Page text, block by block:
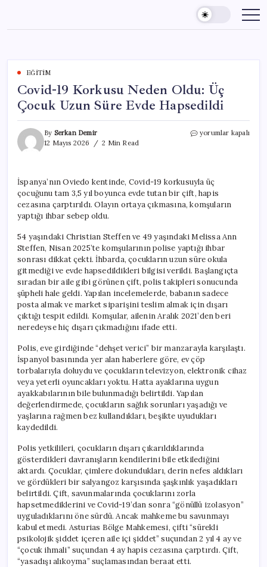
content
EĞITIM
Covid-19 Korkusu Neden Oldu: Üç
Çocuk Uzun Süre Evde Hapsedildi
By Serkan Demir
12 Mayıs 2026
2 Min Read
Covid-
Üç
Çocuk
Uzun
Hapsedildi
için
yorumlar kapalı
İspanya’nın Oviedo kentinde, Covid-19 korkusuyla üç
çocuğunu tam 3,5 yıl boyunca evde tutan bir çift, hapis
cezasına çarptırıldı. Olayın ortaya çıkmasına, komşuların
yaptığı ihbar sebep oldu.
54 yaşındaki Christian Steffen ve 49 yaşındaki Melissa Ann
Steffen, Nisan 2025’te komşularının polise yaptığı ihbar
sonrası dikkat çekti. İhbarda, çocukların uzun süre okula
gitmediği ve evde hapsedildikleri bilgisi verildi. Başlangıçta
sıradan bir aile gibi görünen çift, polis takipleri sonucunda
şüpheli hale geldi. Yapılan incelemelerde, babanın sadece
posta almak ve market siparişini teslim almak için dışarı
çıktığı tespit edildi. Komşular, ailenin Aralık 2021’den beri
neredeyse hiç dışarı çıkmadığını ifade etti.
Polis, eve girdiğinde “dehşet verici” bir manzarayla karşılaştı.
İspanyol basınında yer alan haberlere göre, ev çöp
torbalarıyla doluydu ve çocukların televizyon, elektronik cihaz
veya yeterli oyuncakları yoktu. Hatta ayaklarına uygun
ayakkabılarının bile bulunmadığı belirtildi. Yapılan
değerlendirmede, çocukların sağlık sorunları yaşadığı ve
yaşlarına rağmen bez kullandıkları, beşikte uyudukları
kaydedildi.
Polis yetkilileri, çocukların dışarı çıkarıldıklarında
gösterdikleri davranışların kendilerini bile etkilediğini
aktardı. Çocuklar, çimlere dokundukları, derin nefes aldıkları
ve gördükleri bir salyangoz karşısında şaşkınlık yaşadıkları
belirtildi. Çift, savunmalarında çocuklarını zorla
hapsetmediklerini ve Covid-19’dan sonra “gönüllü izolasyon”
uyguladıklarını öne sürdü. Ancak mahkeme bu savunmayı
kabul etmedi. Asturias Bölge Mahkemesi, çifti “sürekli
psikolojik şiddet içeren aile içi şiddet” suçundan 2 yıl 4 ay ve
“çocuk ihmali” suçundan 4 ay hapis cezasına çarptırdı. Çift,
“yasadışı alıkoyma” suçlamasından beraat etti.